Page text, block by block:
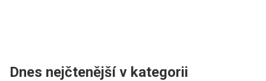
Dnes nejčtenější v kategorii